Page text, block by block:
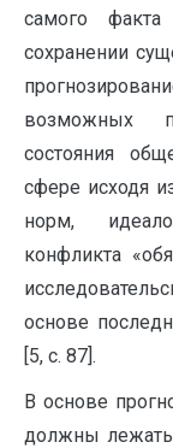
самого факта
сохранении
возможных
состояния
сфере исходя
норм,
конфликта
основе
[5, с. 87].
В основе
должны лежать